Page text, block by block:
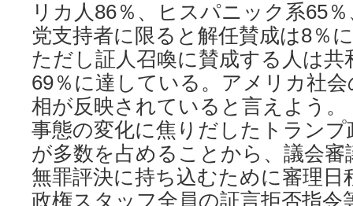
リカ人86％、ヒスパニック系65
党支持者に限ると解任賛成は8％
ただし証人召喚に賛成する人は共
69％に達している。アメリカ社
相が反映されていると言えよう。
事態の変化に焦りだしたトランプ
が多数を占めることから、議会審
無罪評決に持ち込むために審理日
政権スタッフ全員の証言拒否指令